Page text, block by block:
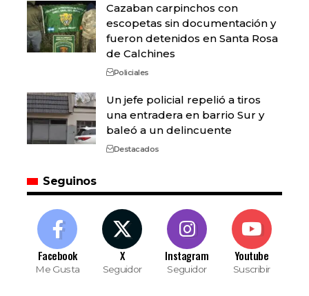
Cazaban carpinchos con
escopetas sin documentación y
fueron detenidos en Santa Rosa
de Calchines
Policiales
Un jefe policial repelió a tiros
una entradera en barrio Sur y
baleó a un delincuente
Destacados
Seguinos
Facebook
Me Gusta
X
Seguidor
Instagram
Seguidor
Youtube
Suscribir